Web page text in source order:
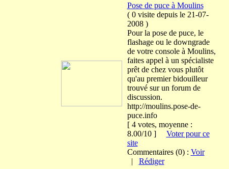
Pose de puce à Moulins
(0 visite depuis le 21-07-
2008)
Pour la pose de puce, le
flashage ou le downgrade
de votre console à Moulins,
faites appel à un spécialiste
prêt de chez vous plutôt
qu'au premier bidouilleur
trouvé sur un forum de
discussion.
http://moulins.pose-de-
puce.info
[ 4 votes, moyenne :
8.00/10 ] Voter pour ce
site
Commentaires (0) : Voir
| Rédiger